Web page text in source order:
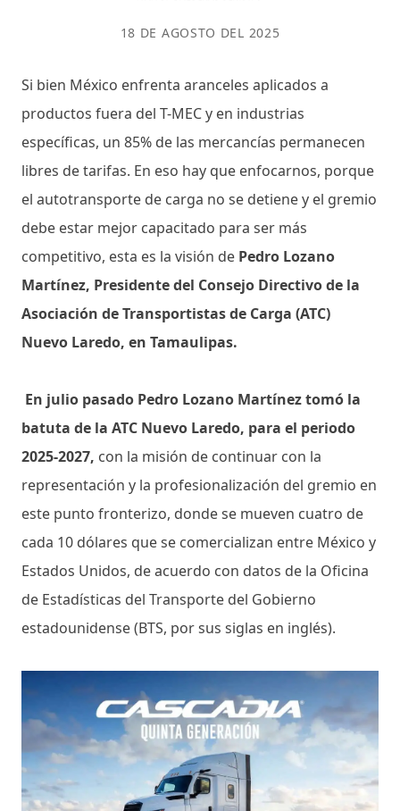
18 DE AGOSTO DEL 2025
Si bien México enfrenta aranceles aplicados a
productos fuera del T-MEC y en industrias
específicas, un 85% de las mercancías permanecen
libres de tarifas. En eso hay que enfocarnos, porque
el autotransporte de carga no se detiene y el gremio
debe estar mejor capacitado para ser más
competitivo, esta es la visión de Pedro Lozano
Martínez, Presidente del Consejo Directivo de la
Asociación de Transportistas de Carga (ATC)
Nuevo Laredo, en Tamaulipas.
En julio pasado Pedro Lozano Martínez tomó la
batuta de la ATC Nuevo Laredo, para el periodo
2025-2027, con la misión de continuar con la
representación y la profesionalización del gremio en
este punto fronterizo, donde se mueven cuatro de
cada 10 dólares que se comercializan entre México y
Estados Unidos, de acuerdo con datos de la Oficina
de Estadísticas del Transporte del Gobierno
estadounidense (BTS, por sus siglas en inglés).